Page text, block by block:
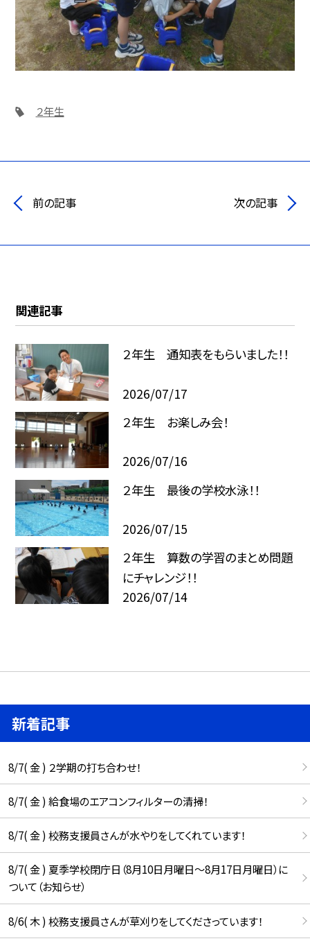
２年生
前の記事 次の記事
関連記事
２年生 通知表をもらいました！！
2026/07/17
２年生 お楽しみ会！
2026/07/16
２年生 最後の学校水泳！！
2026/07/15
２年生 算数の学習のまとめ問題
にチャレンジ！！
2026/07/14
新着記事
8/7( 金 ) ２学期の打ち合わせ！
8/7( 金 ) 給食場のエアコンフィルターの清掃！
8/7( 金 ) 校務支援員さんが水やりをしてくれています！
8/7( 金 ) 夏季学校閉庁日（8月10日月曜日～8月17日月曜日）に
ついて（お知らせ）
8/6( 木 ) 校務支援員さんが草刈りをしてくださっています！